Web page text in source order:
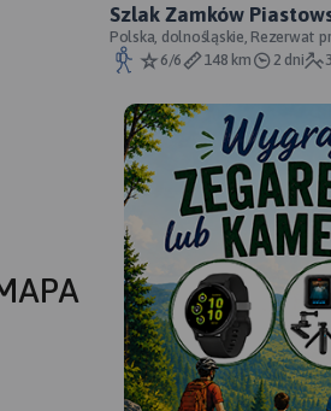
Szlak Zamków
oficjalny przebieg
Polska, dolnośląskie, Rezerwat
Choina, Zagórze Śląskie, powiat
6/6 148 km 2 dni